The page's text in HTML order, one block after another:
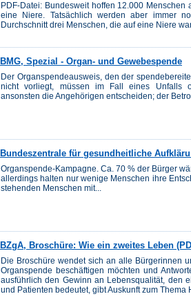
PDF-Datei: Bundesweit hoffen 12.000
eine Niere. Tatsächlich werden aber immer
Durchschnitt drei Menschen, die auf eine Niere
BMG, Spezial - Organ- und Gewebespende
Der Organspendeausweis, den der
nicht vorliegt, müssen im Fall eines Unfalls
ansonsten die Angehörigen entscheiden; der
Bundeszentrale für gesundheitliche
Organspende-Kampagne. Ca. 70 % der Bürger
allerdings halten nur wenige Menschen ihre
stehenden Menschen mit...
BZgA, Broschüre: Wie ein zweites Leben
Die Broschüre wendet sich an alle Bürgerinnen
Organspende beschäftigen möchten und
ausführlich den Gewinn an Lebensqualität, den
und Patienten bedeutet, gibt Auskunft zum Thema